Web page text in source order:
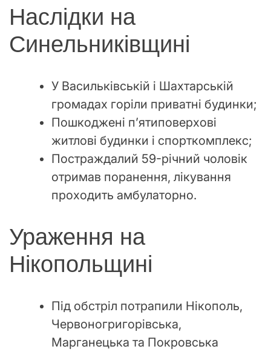
Наслідки на
Синельниківщині
У Васильківській і Шахтарській
громадах горіли приватні будинки;
Пошкоджені п’ятиповерхові
житлові будинки і спорткомплекс;
Постраждалий 59-річний чоловік
отримав поранення, лікування
проходить амбулаторно.
Ураження на
Нікопольщині
Під обстріл потрапили Нікополь,
Червоногригорівська,
Марганецька та Покровська